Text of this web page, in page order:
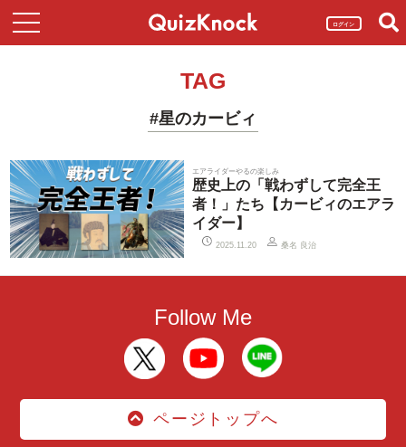
ログイン
TAG
#星のカービィ
エアライダーやるの楽しみ
歴史上の「戦わずして完全王
者！」たち【カービィのエアラ
イダー】
2025.11.20 桑名 良治
Follow Me
ページトップへ